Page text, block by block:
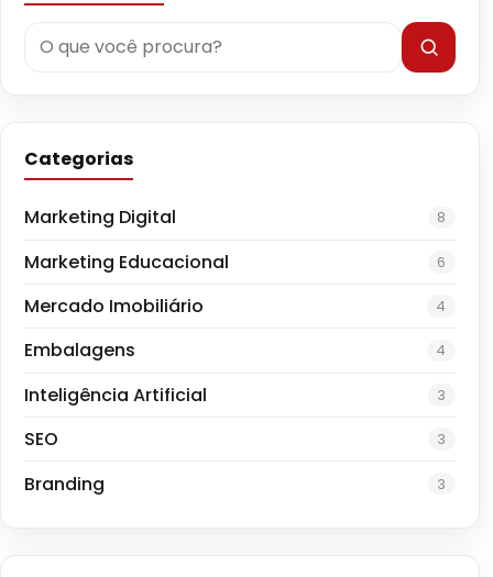
Categorias
Marketing Digital 8
Marketing Educacional 6
Mercado Imobiliário 4
Embalagens 4
Inteligência Artificial 3
SEO 3
Branding 3